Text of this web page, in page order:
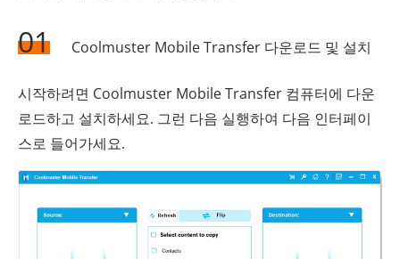
01 Coolmuster Mobile Transfer 다운로드 및 설치
시작하려면 Coolmuster Mobile Transfer 컴퓨터에 다운
로드하고 설치하세요. 그런 다음 실행하여 다음 인터페이
스로 들어가세요.